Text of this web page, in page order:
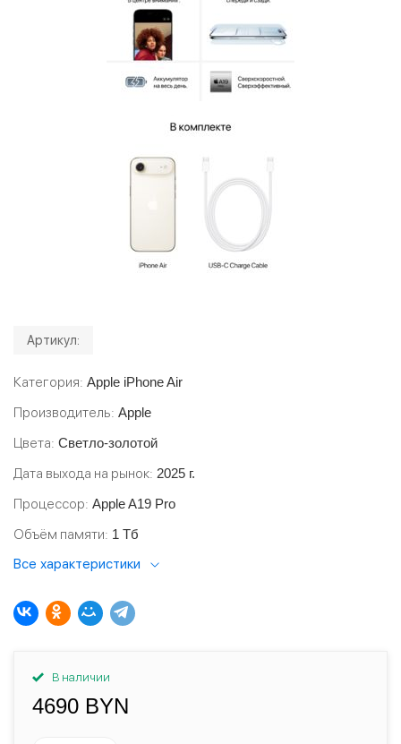
Артикул:
Категория Apple iPhone Air
Производитель Apple
Цвета Светло-золотой
Дата выхода на рынок 2025 г.
Процессор Apple A19 Pro
Объём памяти 1 Тб
Все характеристики
В наличии
4690 BYN